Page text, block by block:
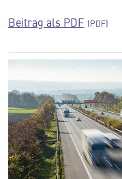
Beitrag als PDF